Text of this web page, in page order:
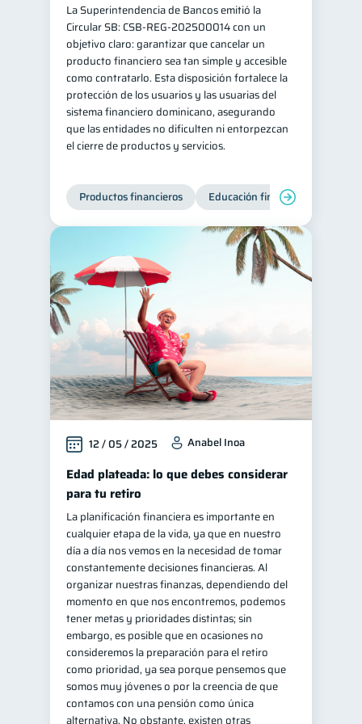
Gasto responsable 1
información financiera 1
La Superintendencia de Bancos emitió la
Circular SB: CSB‑REG‑202500014 con un
objetivo claro: garantizar que cancelar un
producto financiero sea tan simple y accesible
como contratarlo. Esta disposición fortalece la
protección de los usuarios y las usuarias del
sistema financiero dominicano, asegurando
que las entidades no dificulten ni entorpezcan
el cierre de productos y servicios.
Productos financieros Educación financiera
12 / 05 / 2025 Anabel Inoa
Edad plateada: lo que debes considerar
para tu retiro
La planificación financiera es importante en
cualquier etapa de la vida, ya que en nuestro
día a día nos vemos en la necesidad de tomar
constantemente decisiones financieras. Al
organizar nuestras finanzas, dependiendo del
momento en que nos encontremos, podemos
tener metas y prioridades distintas; sin
embargo, es posible que en ocasiones no
consideremos la preparación para el retiro
como prioridad, ya sea porque pensemos que
somos muy jóvenes o por la creencia de que
contamos con una pensión como única
alternativa. No obstante, existen otras